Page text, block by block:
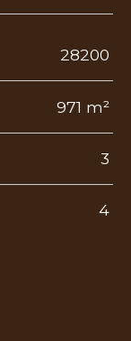
28200
971 m²
3
4